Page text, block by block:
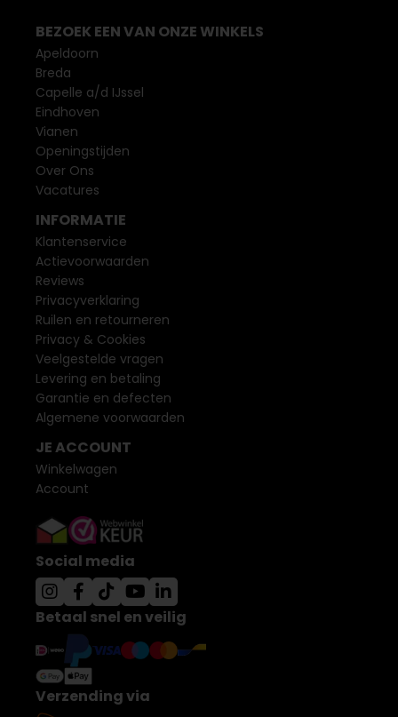
BEZOEK EEN VAN ONZE WINKELS
Apeldoorn
Breda
Capelle a/d IJssel
Eindhoven
Vianen
Openingstijden
Over Ons
Vacatures
INFORMATIE
Klantenservice
Actievoorwaarden
Reviews
Privacyverklaring
Ruilen en retourneren
Privacy & Cookies
Veelgestelde vragen
Levering en betaling
Garantie en defecten
Algemene voorwaarden
JE ACCOUNT
Winkelwagen
Account
Social media
Betaal snel en veilig
Verzending via